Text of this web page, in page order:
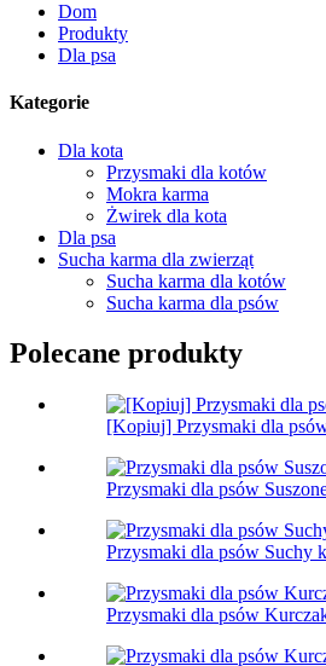
Dom
Produkty
Dla psa
Kategorie
Dla kota
Przysmaki dla kotów
Mokra karma
Żwirek dla kota
Dla psa
Sucha karma dla zwierząt
Sucha karma dla kotów
Sucha karma dla psów
Polecane produkty
[Kopiuj] Przysmaki dla
Przysmaki dla psów
Przysmaki dla psów Suchy
Przysmaki dla psów